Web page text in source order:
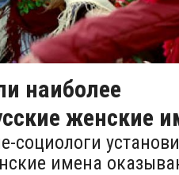
наиболее
женские
социологи
имена